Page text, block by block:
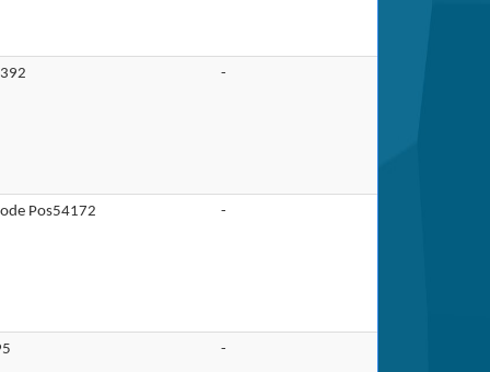
-
Pos54172 -
-